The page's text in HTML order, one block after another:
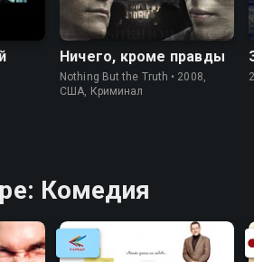
Ничего, кроме правды
Nothing But the Truth • 2008,
США, Криминал
Комедия